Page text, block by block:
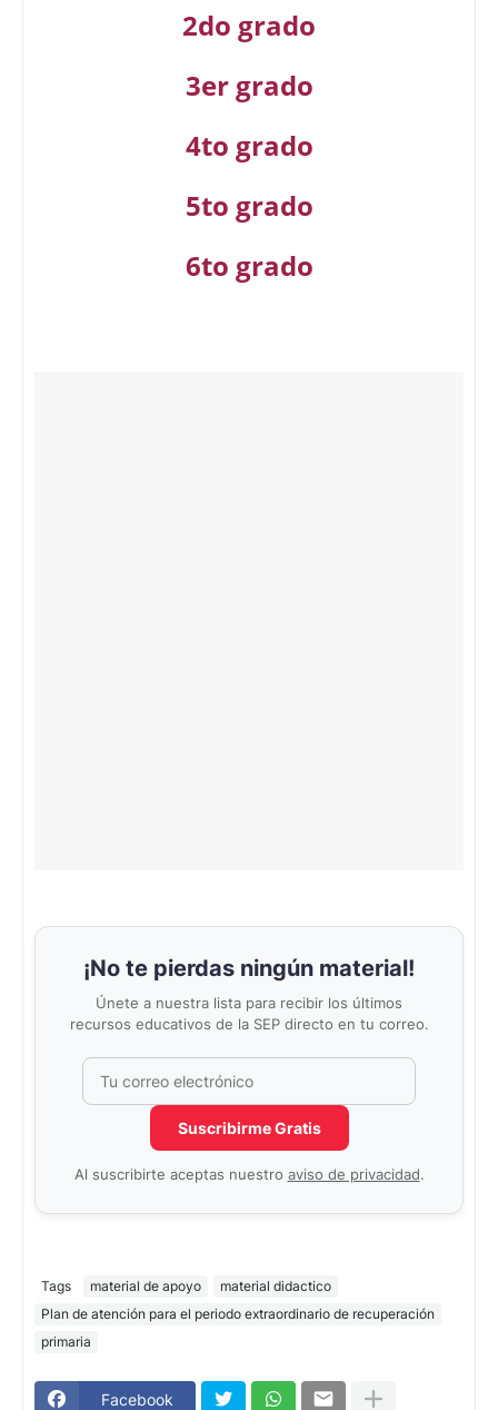
2do grado
3er grado
4to grado
5to grado
6to grado
¡No te pierdas ningún material!
Únete a nuestra lista para recibir los últimos
recursos educativos de la SEP directo en tu correo.
No completar este campo
Suscribirme Gratis
Al suscribirte aceptas nuestro aviso de privacidad.
Tags material de apoyo
material didactico
Plan de atención para el periodo extraordinario de recuperación
primaria
Facebook